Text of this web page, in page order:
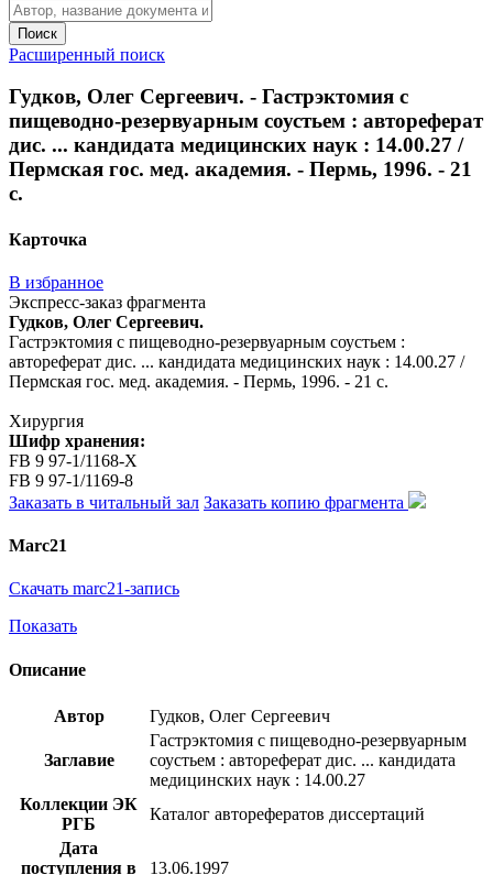
Поиск
Расширенный поиск
Гудков, Олег Сергеевич. - Гастрэктомия с
пищеводно-резервуарным соустьем : автореферат
дис. ... кандидата медицинских наук : 14.00.27 /
Пермская гос. мед. академия. - Пермь, 1996. - 21
с.
Карточка
В избранное
Экспресс-заказ фрагмента
Гудков, Олег Сергеевич.
Гастрэктомия с пищеводно-резервуарным соустьем :
автореферат дис. ... кандидата медицинских наук : 14.00.27 /
Пермская гос. мед. академия. - Пермь, 1996. - 21 с.
Хирургия
Шифр хранения:
FB 9 97-1/1168-X
FB 9 97-1/1169-8
Заказать в читальный зал Заказать копию фрагмента
Marc21
Скачать marc21-запись
Показать
Описание
Автор Гудков, Олег Сергеевич
Заглавие
Гастрэктомия с пищеводно-резервуарным
соустьем : автореферат дис. ... кандидата
медицинских наук : 14.00.27
Коллекции ЭК
РГБ
Каталог авторефератов диссертаций
Дата
поступления в
13.06.1997